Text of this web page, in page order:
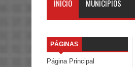
INICIO MUNICIPIOS
PÁGINAS
Página Principal